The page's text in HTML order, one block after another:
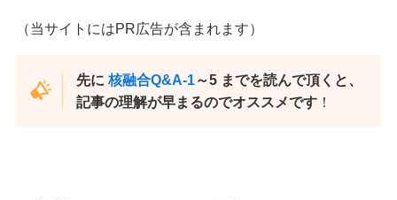
（当サイトにはPR広告が含まれます）
先に 核融合Q&A-1～5 までを読んで頂くと、
記事の理解が早まるのでオススメです ！